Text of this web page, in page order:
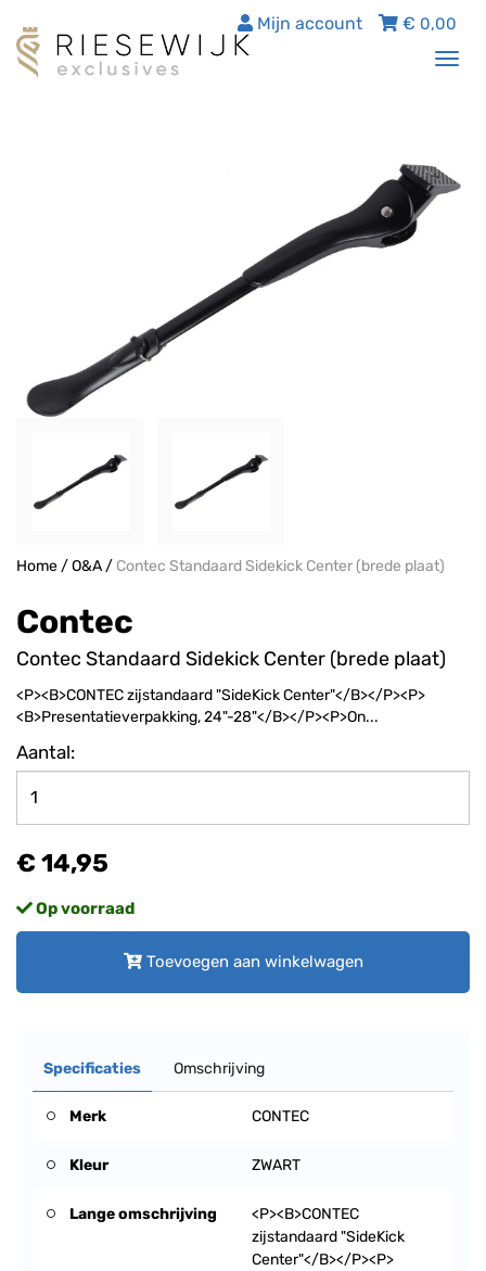
€ 0,00
Mijn account
Home/O&A/ Contec Standaard Sidekick Center (brede plaat)
Contec
Contec Standaard Sidekick Center (brede plaat)
<P><B>CONTEC zijstandaard "SideKick Center"</B></P><P>
<B>Presentatieverpakking, 24"-28"</B></P><P>On...
Aantal:
€ 14,95
Op voorraad
Toevoegen aan winkelwagen
Specificaties Omschrijving
Merk CONTEC
Kleur ZWART
Lange omschrijving
<P><B>CONTEC
zijstandaard "SideKick
Center"</B></P><P>